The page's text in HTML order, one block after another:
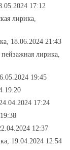
17:12
лирика,
18.06.2024 21:43
лирика,
19:45
19:20
17:24
12:37
19.04.2024 12:54